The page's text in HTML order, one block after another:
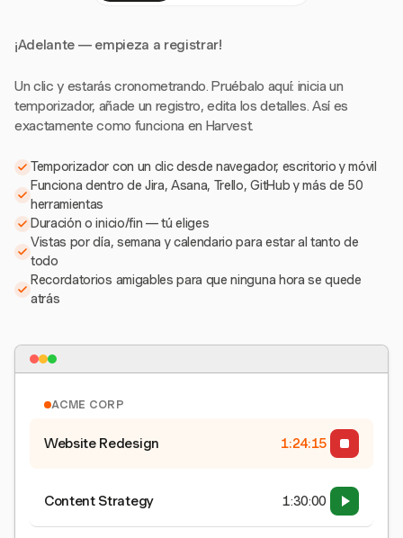
¡Adelante — empieza a registrar!
Un clic y estarás cronometrando. Pruébalo aquí: inicia un
temporizador, añade un registro, edita los detalles. Así es
exactamente como funciona en Harvest.
Temporizador con un clic desde navegador, escritorio y móvil
Funciona dentro de Jira, Asana, Trello, GitHub y más de 50
herramientas
Duración o inicio/fin — tú eliges
Vistas por día, semana y calendario para estar al tanto de
todo
Recordatorios amigables para que ninguna hora se quede
atrás
ACME CORP
Website Redesign 1:24:15
Content Strategy 1:30:00